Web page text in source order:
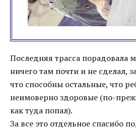
Последняя трасса порадовала
ничего там почти и не сделал,
что способны остальные, что
неимоверно здоровые (по-
как туда попал).
За все это отдельное спасибо